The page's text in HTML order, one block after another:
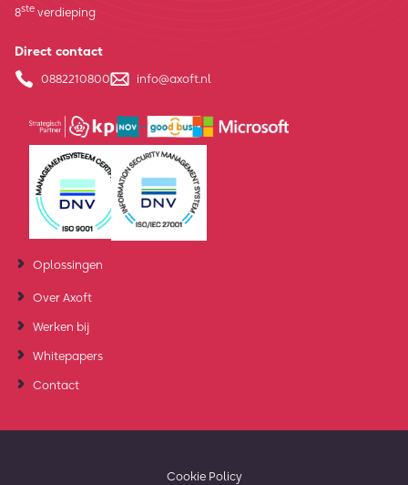
8ste verdieping
Direct contact
0882210800 info@axoft.nl
Oplossingen
Over Axoft
Werken bij
Whitepapers
Contact
Cookie Policy